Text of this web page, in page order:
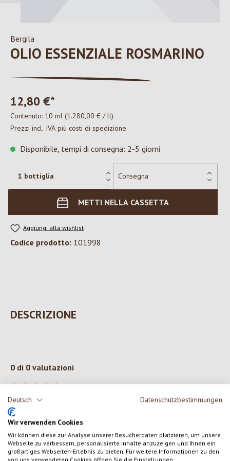
Deutsch Datenschutzbestimmungen
Wir verwenden Cookies
Wir können diese zur Analyse unserer Besucherdaten platzieren, um unsere
Webseite zu verbessern, personalisierte Inhalte anzuzeigen und Ihnen ein
großartiges Webseiten-Erlebnis zu bieten. Für weitere Informationen zu den
Bergila
OLIO ESSENZIALE ROSMARINO
12,80 €*
Contenuto: 10 ml (1.280,00 € / lt)
Prezzi incl. IVA più costi di spedizione
Disponibile, tempi di consegna: 2-5 giorni
METTI NELLA CASSETTA
Aggiungi alla wishlist
Codice prodotto: 101998
DESCRIZIONE
0 di 0 valutazioni
Valutazione media di 0 su 5 stelle
Formula una valutazione!
Condividi le tue esperienze con il prodotto con altri clienti.
SCRIVERE UNA RECENSIONE